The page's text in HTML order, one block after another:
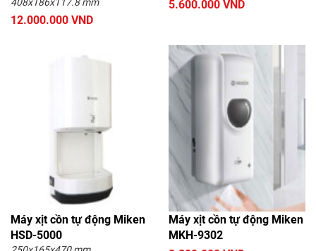
408x186x117.8 mm
12.000.000 VND
5.600.000 VND
Máy xịt cồn tự động Miken
HSD-5000
Máy xịt cồn tự động Miken
MKH-9302